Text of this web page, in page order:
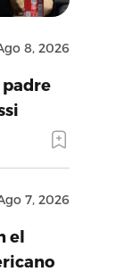
8, 2026
7, 2026
el